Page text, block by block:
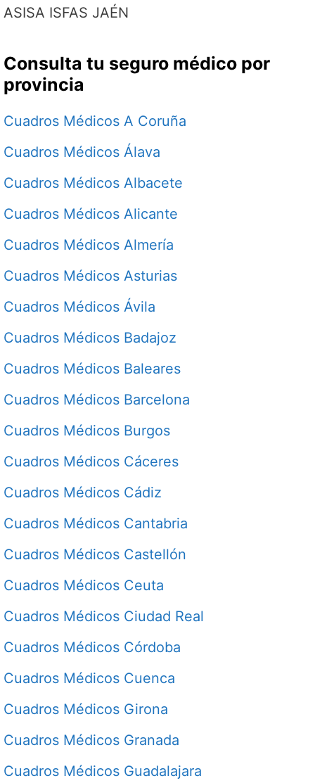
ASISA ISFAS JAÉN
Consulta tu seguro médico por
provincia
Cuadros Médicos A Coruña
Cuadros Médicos Álava
Cuadros Médicos Albacete
Cuadros Médicos Alicante
Cuadros Médicos Almería
Cuadros Médicos Asturias
Cuadros Médicos Ávila
Cuadros Médicos Badajoz
Cuadros Médicos Baleares
Cuadros Médicos Barcelona
Cuadros Médicos Burgos
Cuadros Médicos Cáceres
Cuadros Médicos Cádiz
Cuadros Médicos Cantabria
Cuadros Médicos Castellón
Cuadros Médicos Ceuta
Cuadros Médicos Ciudad Real
Cuadros Médicos Córdoba
Cuadros Médicos Cuenca
Cuadros Médicos Girona
Cuadros Médicos Granada
Cuadros Médicos Guadalajara